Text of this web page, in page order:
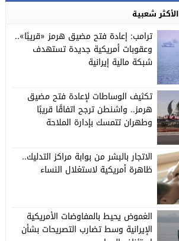
الأكثر شعبية
ترامب: إعادة فتح مضيق هرمز «قريبًا»..
وعقوبات أمريكية جديدة تستهدف
شبكة مالية إيرانية
تكثيف الوساطات لإعادة فتح مضيق
هرمز.. واشنطن ترجح اتفاقًا قريبًا
وطهران تتمسك بإدارة الملاحة
الاتجار بالبشر من بوابة مراكز التدليك..
ظاهرة أمريكية لاستغلال النساء
الغموض يحيط بالمفاوضات الأمريكية
الإيرانية وسط تضارب التصريحات بشأن